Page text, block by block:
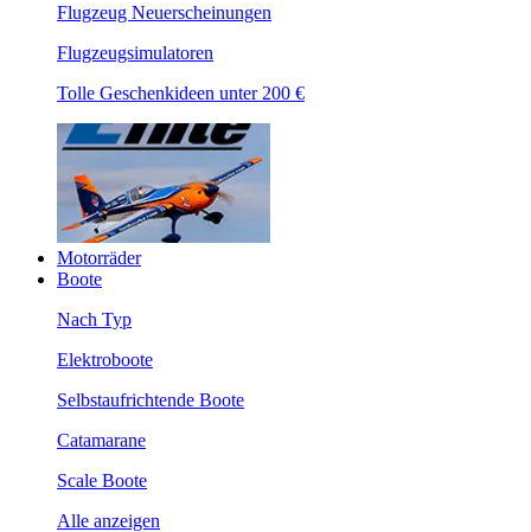
Flugzeug Neuerscheinungen
Flugzeugsimulatoren
Tolle Geschenkideen unter 200 €
Motorräder
Boote
Nach Typ
Elektroboote
Selbstaufrichtende Boote
Catamarane
Scale Boote
Alle anzeigen